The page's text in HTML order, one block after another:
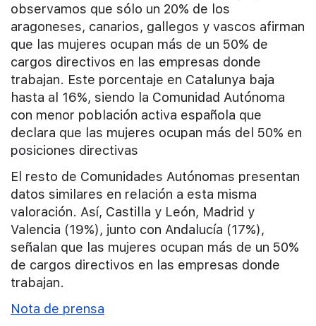
observamos que sólo un 20% de los
aragoneses, canarios, gallegos y vascos afirman
que las mujeres ocupan más de un 50% de
cargos directivos en las empresas donde
trabajan. Este porcentaje en Catalunya baja
hasta al 16%, siendo la Comunidad Autónoma
con menor población activa española que
declara que las mujeres ocupan más del 50% en
posiciones directivas
El resto de Comunidades Autónomas presentan
datos similares en relación a esta misma
valoración. Así, Castilla y León, Madrid y
Valencia (19%), junto con Andalucía (17%),
señalan que las mujeres ocupan más de un 50%
de cargos directivos en las empresas donde
trabajan.
Nota de prensa